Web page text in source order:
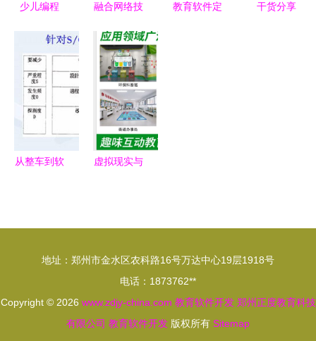
少儿编程
育的必备技
能？——全
面解析机器
编程教育与
教育软件开
融合网络技
发 开启教
育软件的新
篇章
教育软件定
干货分享
从整车到软
件开发的启
虚拟现实与
开发的双重
保障
地址：郑州市金水区农科路16号万达中心19层1918号
电话：1873762**
Copyright © 2026 www.zdjy-china.com 教育软件开发 郑州正度教育科技
有限公司 教育软件开发 版权所有 Sitemap